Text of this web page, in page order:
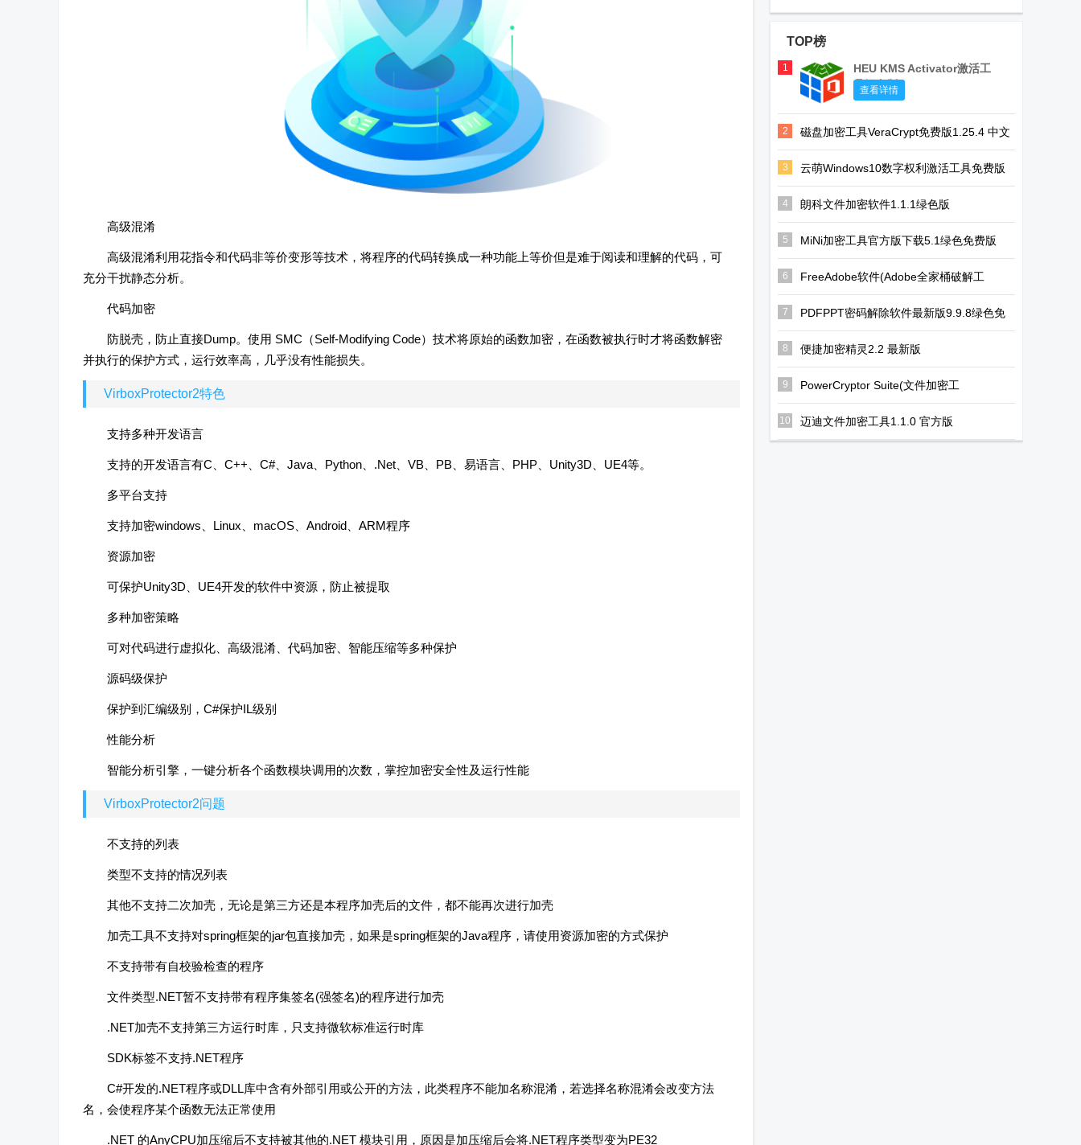
高级混淆
高级混淆利用花指令和代码非等价变形等技术，将程序的代码转换成一种功能上等价但是难于阅读和理解的代码，可
充分干扰静态分析。
代码加密
防脱壳，防止直接Dump。使用 SMC（Self-Modifying Code）技术将原始的函数加密，在函数被执行时才将函数解密
并执行的保护方式，运行效率高，几乎没有性能损失。
VirboxProtector2特色
支持多种开发语言
支持的开发语言有C、C++、C#、Java、Python、.Net、VB、PB、易语言、PHP、Unity3D、UE4等。
多平台支持
支持加密windows、Linux、macOS、Android、ARM程序
资源加密
可保护Unity3D、UE4开发的软件中资源，防止被提取
多种加密策略
可对代码进行虚拟化、高级混淆、代码加密、智能压缩等多种保护
源码级保护
保护到汇编级别，C#保护IL级别
性能分析
智能分析引擎，一键分析各个函数模块调用的次数，掌控加密安全性及运行性能
VirboxProtector2问题
不支持的列表
类型不支持的情况列表
其他不支持二次加壳，无论是第三方还是本程序加壳后的文件，都不能再次进行加壳
加壳工具不支持对spring框架的jar包直接加壳，如果是spring框架的Java程序，请使用资源加密的方式保护
不支持带有自校验检查的程序
文件类型.NET暂不支持带有程序集签名(强签名)的程序进行加壳
.NET加壳不支持第三方运行时库，只支持微软标准运行时库
SDK标签不支持.NET程序
C#开发的.NET程序或DLL库中含有外部引用或公开的方法，此类程序不能加名称混淆，若选择名称混淆会改变方法
名，会使程序某个函数无法正常使用
.NET 的AnyCPU加压缩后不支持被其他的.NET 模块引用，原因是加压缩后会将.NET程序类型变为PE32
TOP榜
1
HEU KMS Activator激活工
具绿色版
查看详情
2
磁盘加密工具VeraCrypt免费版1.25.4 中文
最新版
3
云萌Windows10数字权利激活工具免费版
2.5.0.0 绿色版
4 朗科文件加密软件1.1.1绿色版
5 MiNi加密工具官方版下载5.1绿色免费版
6
FreeAdobe软件(Adobe全家桶破解工
具)1.0 绿色版
7
PDFPPT密码解除软件最新版9.9.8绿色免
费版
8 便捷加密精灵2.2 最新版
9
PowerCryptor Suite(文件加密工
具)1.05.08.0 官方最新版
10 迈迪文件加密工具1.1.0 官方版